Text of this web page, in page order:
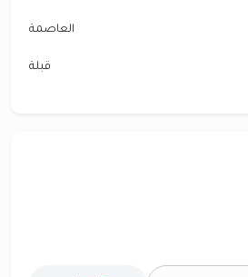
العاصمة
قبلة